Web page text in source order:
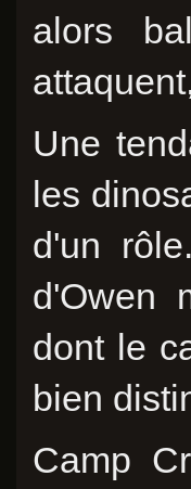
alors
Une
les
d'un
d'Owen
dont le
bien
Camp